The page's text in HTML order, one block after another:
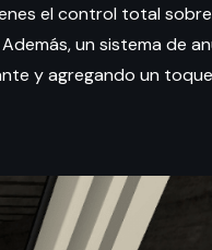
el control total
un sistema de
y agregando un